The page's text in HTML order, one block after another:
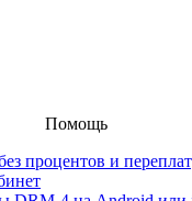
Помощь
процентов и